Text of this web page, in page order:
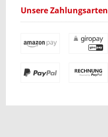
Unsere Zahlungsarten